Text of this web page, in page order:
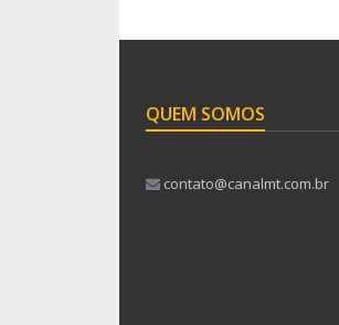
QUEM SOMOS
contato@canalmt.com.br